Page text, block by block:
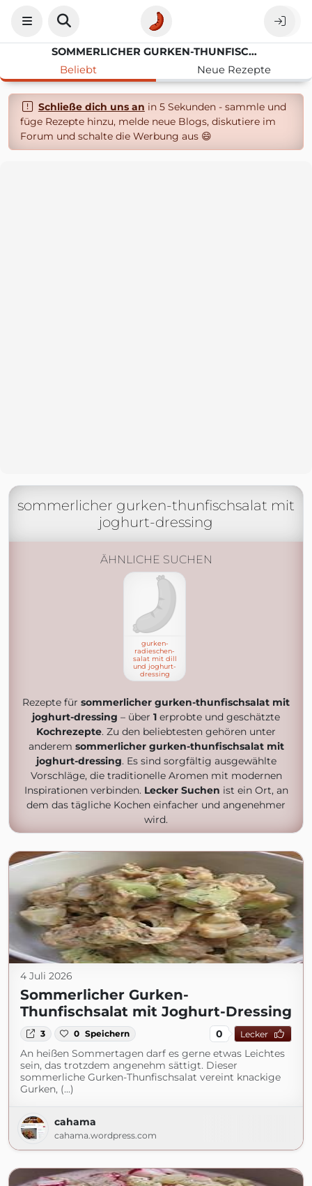
SOMMERLICHER GURKEN-THUNFISCHSALAT MIT JOGHURT-DRESSING
Beliebt
Neue Rezepte
Schließe dich uns an in 5 Sekunden - sammle und
füge Rezepte hinzu, melde neue Blogs, diskutiere im
Forum und schalte die Werbung aus 😄
sommerlicher gurken-thunfischsalat mit
joghurt-dressing
ÄHNLICHE SUCHEN
gurken-
radieschen-
salat mit dill
und joghurt-
dressing
Rezepte für sommerlicher gurken-thunfischsalat mit
joghurt-dressing – über 1 erprobte und geschätzte
Kochrezepte. Zu den beliebtesten gehören unter
anderem sommerlicher gurken-thunfischsalat mit
joghurt-dressing. Es sind sorgfältig ausgewählte
Vorschläge, die traditionelle Aromen mit modernen
Inspirationen verbinden. Lecker Suchen ist ein Ort, an
dem das tägliche Kochen einfacher und angenehmer
wird.
4 Juli 2026
Sommerlicher Gurken-
Thunfischsalat mit Joghurt-Dressing
3 0 Speichern 0 Lecker
An heißen Sommertagen darf es gerne etwas Leichtes
sein, das trotzdem angenehm sättigt. Dieser
sommerliche Gurken-Thunfischsalat vereint knackige
Gurken, (...)
cahama
cahama.wordpress.com